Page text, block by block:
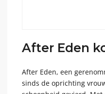
After Eden
After Eden, een
sinds de oprichting